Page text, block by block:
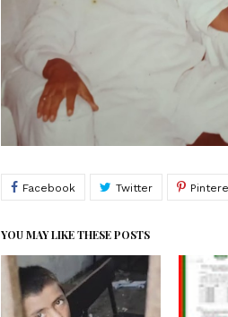
YOU MAY LIKE THESE POSTS